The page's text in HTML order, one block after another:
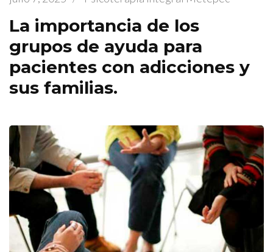
La importancia de los
grupos de ayuda para
pacientes con adicciones y
sus familias.